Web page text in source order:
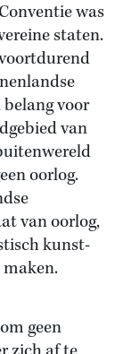
was
staten.
voor
van
oorlog.
van oorlog,
kunst-
geen